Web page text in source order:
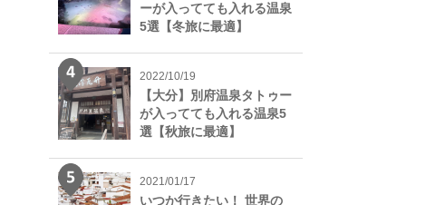
ーが入ってても入れる温泉
5選【冬旅に最適】
2022/10/19
【大分】別府温泉タトゥー
が入ってても入れる温泉5
選【秋旅に最適】
2021/01/17
いつか行きたい！ 世界の